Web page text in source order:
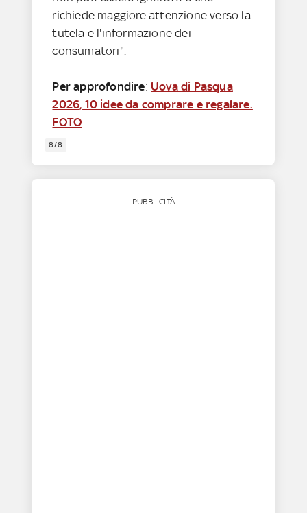
richiede maggiore attenzione verso la
tutela e l'informazione dei
consumatori".
Per approfondire: Uova di Pasqua
2026, 10 idee da comprare e regalare.
FOTO
8/8
PUBBLICITÀ